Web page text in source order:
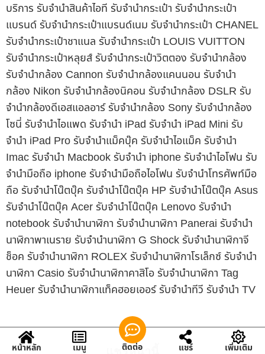
บริการ รับจำนำสินค้าไอที รับจำนำกระเป๋า รับจำนำกระเป๋า
แบรนด์ รับจำนำกระเป๋าแบรนด์เนม รับจำนำกระเป๋า CHANEL
รับจำนำกระเป๋าชาแนล รับจำนำกระเป๋า LOUIS VUITTON
รับจำนำกระเป๋าหลุยส์ รับจำนำกระเป๋าวิตตอง รับจำนำกล้อง
รับจำนำกล้อง Cannon รับจำนำกล้องแคนนอน รับจำนำ
กล้อง Nikon รับจำนำกล้องนิคอน รับจำนำกล้อง DSLR รับ
จำนำกล้องดีเอสแอลอาร์ รับจำนำกล้อง Sony รับจำนำกล้อง
โซนี่ รับจำนำไอแพด รับจำนำ iPad รับจำนำ iPad Mini รับ
จำนำ iPad Pro รับจำนำแม็คบุ๊ค รับจำนำไอแม็ค รับจำนำ
Imac รับจำนำ Macbook รับจำนำ iphone รับจำนำไอโฟน รับ
จำนำมือถือ iphone รับจำนำมือถือไอโฟน รับจำนำโทรศัพท์มือ
ถือ รับจำนำโน๊ตบุ๊ค รับจำนำโน๊ตบุ๊ค HP รับจำนำโน๊ตบุ๊ค Asus
รับจำนำโน๊ตบุ๊ค Acer รับจำนำโน๊ตบุ๊ค Lenovo รับจำนำ
notebook รับจำนำนาฬิกา รับจำนำนาฬิกา Panerai รับจำนำ
นาฬิกาพาเนราย รับจำนำนาฬิกา G Shock รับจำนำนาฬิกาจี
ช็อค รับจำนำนาฬิกา ROLEX รับจำนำนาฬิกาโรเล็กซ์ รับจำนำ
นาฬิกา Casio รับจำนำนาฬิกาคาสิโอ รับจำนำนาฬิกา Tag
Heuer รับจำนำนาฬิกาแท็คฮอยเออร์ รับจำนำทีวี รับจำนำ TV
หน้าหลัก เมนู ติดต่อ แชร์ เพิ่มเติม